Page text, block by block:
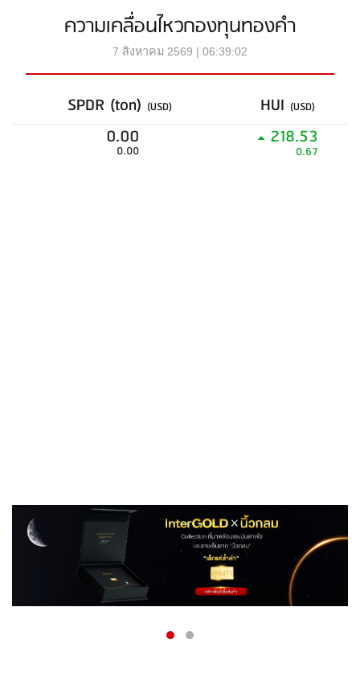
ความเคลื่อนไหวกองทุนทองคำ
7 สิงหาคม 2569 | 06:39:02
SPDR (ton) (USD) HUI (USD)
0.00
0.00
218.53
0.67